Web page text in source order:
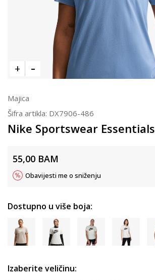
Majica
Šifra artikla: DX7906-486
Nike Sportswear Essentials
55,00 BAM
Obavijesti me o sniženju
Dostupno u više boja:
Izaberite veličinu: